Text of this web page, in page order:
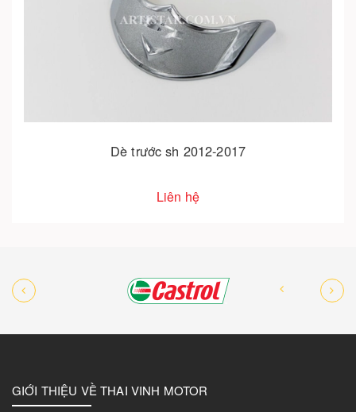
Dè trước sh 2012-2017
Liên hệ
GIỚI THIỆU VỀ THAI VINH MOTOR